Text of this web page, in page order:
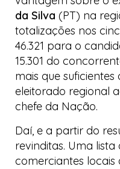
da Silva (PT) na
totalizações nos
46.321 para o
15.301 do
mais que
eleitorado regional
chefe da Nação.
Daí, e a partir do
revinditas. Uma
comerciantes locais